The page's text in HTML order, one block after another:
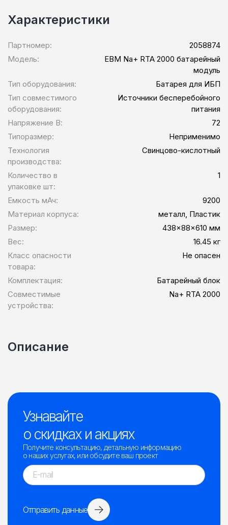
Характеристики
Партномер:
2058874
Модель:
EBM Na+ RTA 2000 батарейный
модуль
Тип оборудования:
Батарея для ИБП
Тип совместимого
оборудования:
Источники бесперебойного
питания
Напряжение В:
72
Типоразмер:
Неприменимо
Технология
производства:
Свинцово-кислотный
Количество в
упаковке шт:
1
Емкость мАч:
9200
Материал корпуса:
металл, Пластик
Размер:
438x88x610 мм
Вес:
16.45 кг
Класс опасности
товара:
Не опасен
Комплектация:
Батарейный блок
Совместимые
устройства:
Na+ RTA 2000
Описание
Узнавайте
о скидках и акциях
Получите консультацию, детальную информацию
о наших услугах, или обсудите ваш проект
Отправить данные